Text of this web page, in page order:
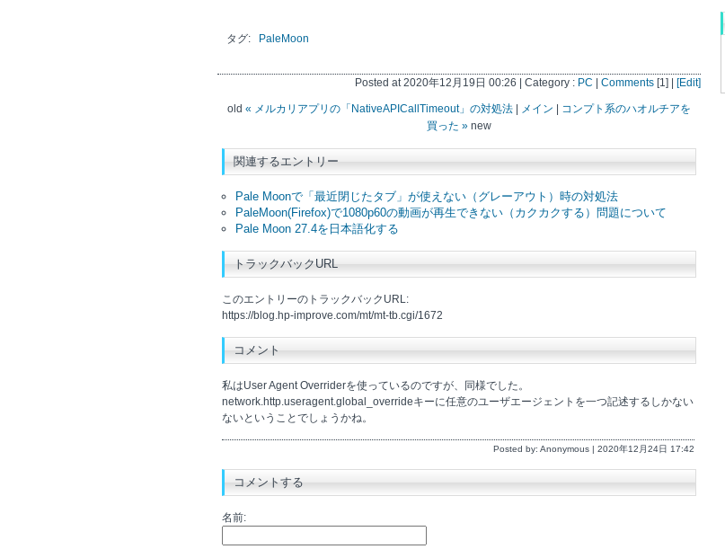
タグ: PaleMoon
Posted at 2020年12月19日 00:26 | Category : PC Comments [1] | [Edit]
old « メルカリアプリの「NativeAPICallTimeout」の対処法 メイン
コンプト系のハオルチアを
買った » new
関連するエントリー
Pale Moonで「最近閉じたタブ」が使えない（グレーアウト）時の対処法
PaleMoon(Firefox)で1080p60の動画が再生できない（カクカクする）問題について
Pale Moon 27.4を日本語化する
トラックバックURL
このエントリーのトラックバックURL:
https://blog.hp-improve.com/mt/mt-tb.cgi/1672
コメント
私はUser Agent Overriderを使っているのですが、同様でした。
network.http.useragent.global_overrideキーに任意のユーザエージェントを一つ記述するしかない
ないということでしょうかね。
Posted by: Anonymous | 2020年12月24日 17:42
コメントする
名前: